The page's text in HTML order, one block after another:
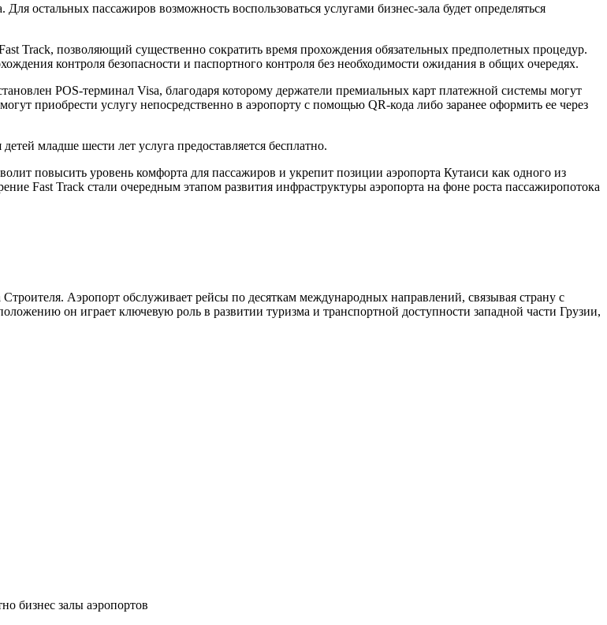
остальных пассажиров возможность воспользоваться услугами бизнес-зала будет определяться
Track, позволяющий существенно сократить время прохождения обязательных предполетных процедур.
контроля безопасности и паспортного контроля без необходимости ожидания в общих очередях.
POS-терминал Visa, благодаря которому держатели премиальных карт платежной системы могут
приобрести услугу непосредственно в аэропорту с помощью QR-кода либо заранее оформить ее через
младше шести лет услуга предоставляется бесплатно.
повысить уровень комфорта для пассажиров и укрепит позиции аэропорта Кутаиси как одного из
Fast Track стали очередным этапом развития инфраструктуры аэропорта на фоне роста пассажиропотока
Аэропорт обслуживает рейсы по десяткам международных направлений, связывая страну с
он играет ключевую роль в развитии туризма и транспортной доступности западной части Грузии,
бизнес залы аэропортов